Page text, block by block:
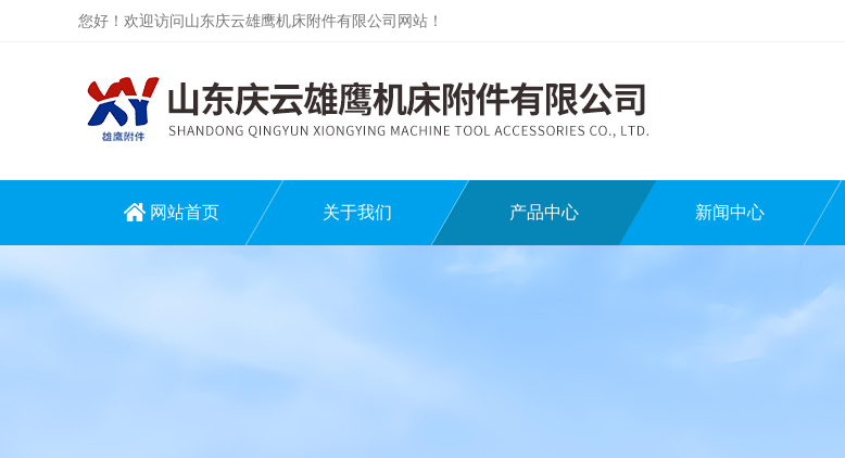
您好！欢迎访问山东庆云雄鹰机床附件有限公司网站！
网站首页 关于我们 产品中心 新闻中心